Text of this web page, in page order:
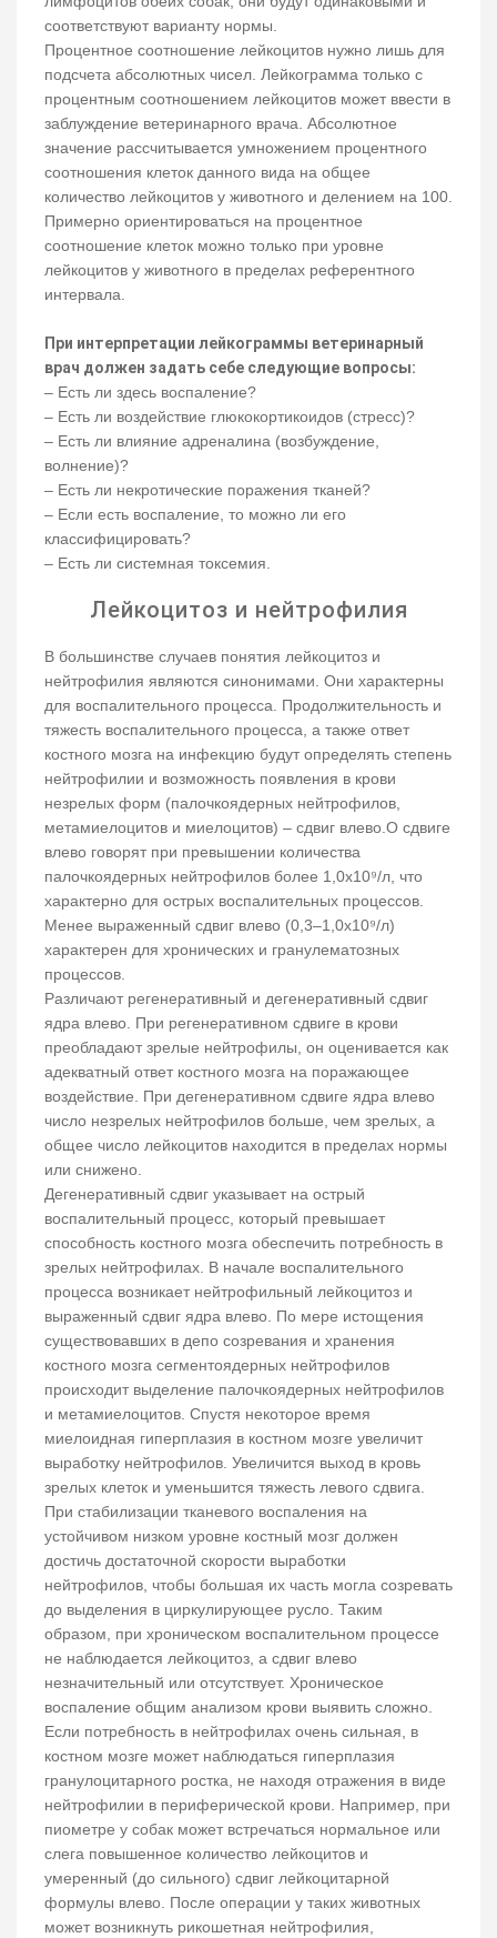
соответствуют варианту нормы.
Процентное соотношение лейкоцитов нужно лишь для
подсчета абсолютных чисел. Лейкограмма только с
процентным соотношением лейкоцитов может ввести в
заблуждение ветеринарного врача. Абсолютное
значение рассчитывается умножением процентного
соотношения клеток данного вида на общее
количество лейкоцитов у животного и делением на 100.
Примерно ориентироваться на процентное
соотношение клеток можно только при уровне
лейкоцитов у животного в пределах референтного
интервала.
При интерпретации лейкограммы ветеринарный
врач должен задать себе следующие вопросы:
– Есть ли здесь воспаление?
– Есть ли воздействие глюкокортикоидов (стресс)?
– Есть ли влияние адреналина (возбуждение,
волнение)?
– Есть ли некротические поражения тканей?
– Если есть воспаление, то можно ли его
классифицировать?
– Есть ли системная токсемия.
Лейкоцитоз и нейтрофилия
В большинстве случаев понятия лейкоцитоз и
нейтрофилия являются синонимами. Они характерны
для воспалительного процесса. Продолжительность и
тяжесть воспалительного процесса, а также ответ
костного мозга на инфекцию будут определять степень
нейтрофилии и возможность появления в крови
незрелых форм (палочкоядерных нейтрофилов,
метамиелоцитов и миелоцитов) – сдвиг влево.О сдвиге
влево говорят при превышении количества
палочкоядерных нейтрофилов более 1,0х10⁹/л, что
характерно для острых воспалительных процессов.
Менее выраженный сдвиг влево (0,3–1,0х10⁹/л)
характерен для хронических и гранулематозных
процессов.
Различают регенеративный и дегенеративный сдвиг
ядра влево. При регенеративном сдвиге в крови
преобладают зрелые нейтрофилы, он оценивается как
адекватный ответ костного мозга на поражающее
воздействие. При дегенеративном сдвиге ядра влево
число незрелых нейтрофилов больше, чем зрелых, а
общее число лейкоцитов находится в пределах нормы
или снижено.
Дегенеративный сдвиг указывает на острый
воспалительный процесс, который превышает
способность костного мозга обеспечить потребность в
зрелых нейтрофилах. В начале воспалительного
процесса возникает нейтрофильный лейкоцитоз и
выраженный сдвиг ядра влево. По мере истощения
существовавших в депо созревания и хранения
костного мозга сегментоядерных нейтрофилов
происходит выделение палочкоядерных нейтрофилов
и метамиелоцитов. Спустя некоторое время
миелоидная гиперплазия в костном мозге увеличит
выработку нейтрофилов. Увеличится выход в кровь
зрелых клеток и уменьшится тяжесть левого сдвига.
При стабилизации тканевого воспаления на
устойчивом низком уровне костный мозг должен
достичь достаточной скорости выработки
нейтрофилов, чтобы большая их часть могла созревать
до выделения в циркулирующее русло. Таким
образом, при хроническом воспалительном процессе
не наблюдается лейкоцитоз, а сдвиг влево
незначительный или отсутствует. Хроническое
воспаление общим анализом крови выявить сложно.
Если потребность в нейтрофилах очень сильная, в
костном мозге может наблюдаться гиперплазия
гранулоцитарного ростка, не находя отражения в виде
нейтрофилии в периферической крови. Например, при
пиометре у собак может встречаться нормальное или
слега повышенное количество лейкоцитов и
умеренный (до сильного) сдвиг лейкоцитарной
формулы влево. После операции у таких животных
может возникнуть рикошетная нейтрофилия,